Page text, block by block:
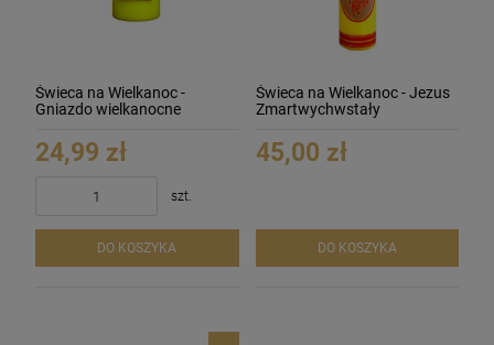
Świeca na Wielkanoc -
Gniazdo wielkanocne
24,99 zł
szt.
DO KOSZYKA
Świeca na Wielkanoc - Jezus
Zmartwychwstały
45,00 zł
DO KOSZYKA